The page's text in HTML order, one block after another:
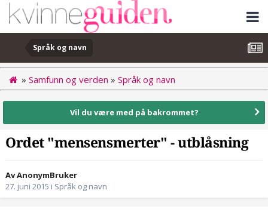
Språk og navn
» Samfunn og verden » Språk og navn
Vil du være med på bakrommet?
Ordet "mensensmerter" - utblåsning
Av AnonymBruker
27. juni 2015 i Språk og navn